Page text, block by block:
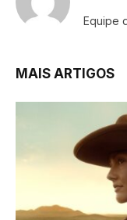
Equipe
MAIS ARTIGOS